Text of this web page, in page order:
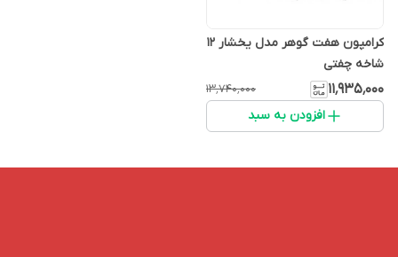
کرامپون هفت گوهر مدل یخشار 12
شاخه چفتی
۱۱٬۹۳۵٬۰۰۰ ۱۳٬۷۴۰٬۰۰۰
افزودن به سبد